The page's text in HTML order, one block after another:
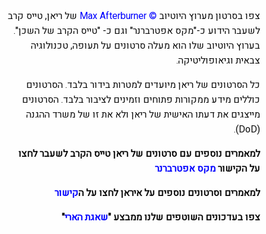
צפו בסרטון מערוץ היוטיוב©
Max Afterburnerשל ריאן, טייס קרב
לשעבר הידוע כ-"מקס אפטרברנר" וגם כ- "טייס הקרב של השכן".
בערוץ היוטיוב שלו הוא מעלה סרטונים על תעופה, טכנולוגיה
צבאית וגיאופוליטיקה.
כל הסרטונים של ריאן מיועדים למטרות בידור בלבד. הסרטונים
כוללים מידע ממקורות פתוחים וזמינים לציבור בלבד. הסרטונים
מייצגים את דעתו האישית של ריאן ולא את זו של משרד ההגנה
למאמרים נוספים עם סרטונים של ריאן טייס הקרב לשעבר לחצו
על הקישורמקס אפטרברנר
למאמרים וסרטונים נוספים על איראן לחצו על הקישור
צפו בעדכונים השוטפים שלנו ממבצע "שאגת הארי"